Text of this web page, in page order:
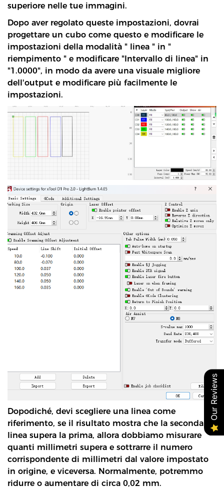
superiore nelle tue immagini.
Dopo aver regolato queste impostazioni, dovrai
progettare un cubo come questo e modificare le
impostazioni della modalità " linea " in "
riempimento " e modificare "Intervallo di linea" in
"1.0000", in modo da avere una visuale migliore
dell'output e modificare più facilmente le
impostazioni.
Dopodiché, devi scegliere una linea come
riferimento, se il risultato mostra che la seconda
linea supera la prima, allora dobbiamo misurare
quanti millimetri supera e sottrarre il numero
corrispondente di millimetri dal valore impostato
in origine, e viceversa. Normalmente, potremmo
ridurre o aumentare di circa 0,02 mm.
Our Reviews